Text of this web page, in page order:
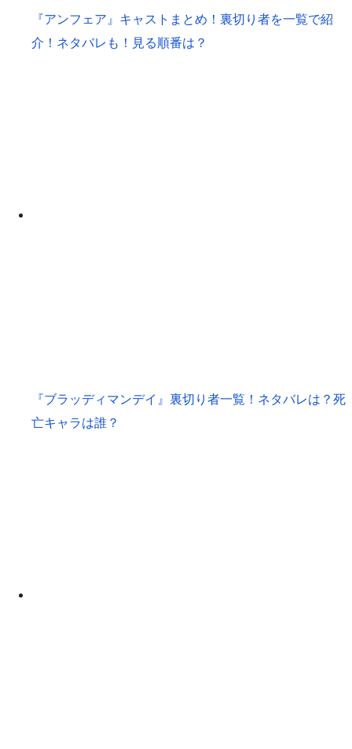
『アンフェア』キャストまとめ！裏切り者を一覧で紹
介！ネタバレも！見る順番は？
『ブラッディマンデイ』裏切り者一覧！ネタバレは？死
亡キャラは誰？